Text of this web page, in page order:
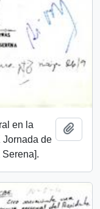
en la
Jornada de